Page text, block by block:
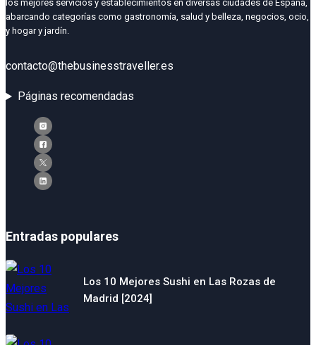
los mejores servicios y establecimientos en diversas ciudades de España,
abarcando categorías como gastronomía, salud y belleza, negocios, ocio,
y hogar y jardín.
contacto@thebusinesstraveller.es
Páginas recomendadas
Entradas populares
Los 10 Mejores Sushi en Las Rozas de
Madrid [2024]